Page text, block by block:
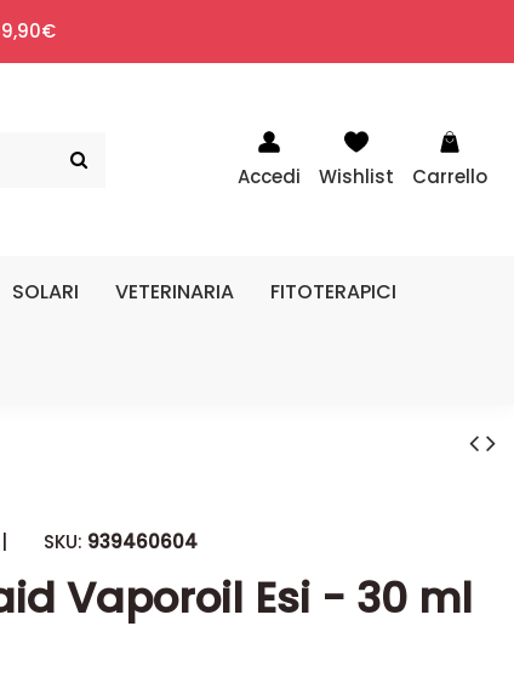
Accedi Wishlist Carrello
SOLARI VETERINARIA FITOTERAPICI
| SKU: 939460604
Vaporoil Esi - 30 ml